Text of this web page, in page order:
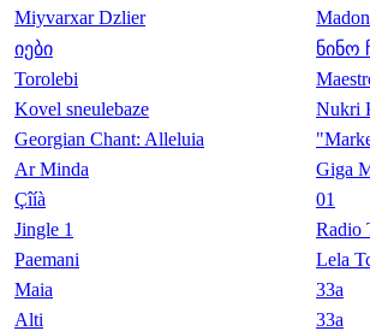
Miyvarxar Dzlier
იები
ნინო
Torolebi
Kovel sneulebaze
Nukri
Georgian Chant: Alleluia
Ar Minda
Giga
Çîíà
01
Jingle 1
Radio
Paemani
Lela
Maia
33a
Alti
33a